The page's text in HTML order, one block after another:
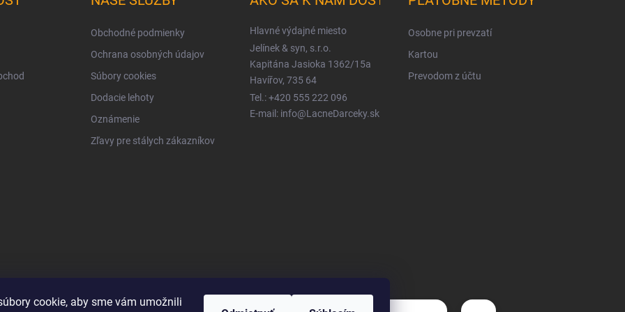
cookie, aby sme vám umožnili
Obchodné podmienky
Ochrana osobných údajov
Súbory cookies
Dodacie lehoty
Oznámenie
Zľavy pre stálych zákazníkov
Hlavné výdajné miesto
Jelínek & syn, s.r.o.
Kapitána Jasioka 1362/15a
Havířov, 735 64
Tel.: +420 555 222 096
E-mail: info@LacneDarceky.sk
Osobne pri prevzatí
Kartou
Prevodom z účtu